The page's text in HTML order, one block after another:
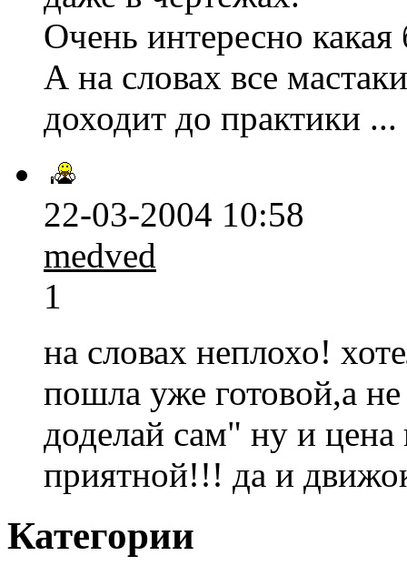
Очень интересно какая
А на словах все
доходит до практики ...
22-03-2004 10:58
medved
1
на словах неплохо!
пошла уже готовой,а
доделай сам" ну и
приятной!!! да и
Категории